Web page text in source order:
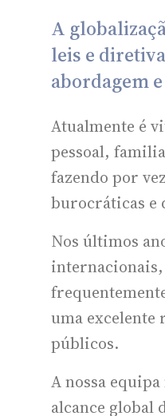
A
leis e
abordagem
Atualmente é
pessoal,
fazendo por
burocráticas e
Nos últimos
uma excelente
públicos.
A nossa
alcance global